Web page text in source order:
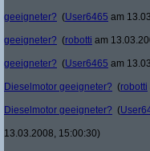
geeigneter? (User6465 am
geeigneter? (robotti am
geeigneter? (User6465 am
Dieselmotor geeigneter? (robotti
Dieselmotor geeigneter? (
13.03.2008, 15:00:30)